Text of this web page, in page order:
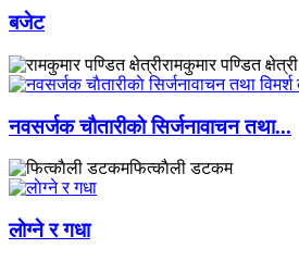
बजेट
रामकुमार पण्डित क्षेत्री
नवसर्जक चाैतारीकाे सिर्जनावाचन तथा...
फित्काैली डटकम
लाेग्ने र गधा